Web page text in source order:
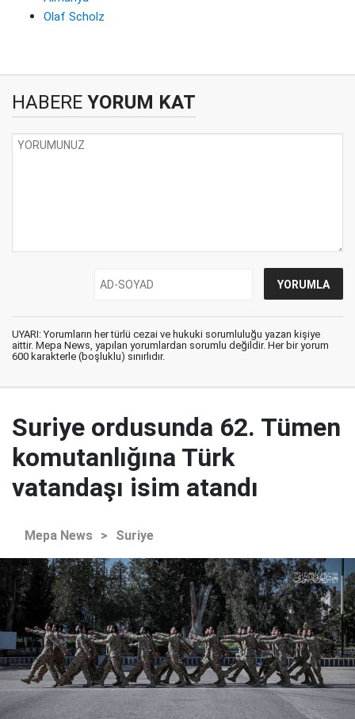
Olaf Scholz
HABERE YORUM KAT
UYARI: Yorumların her türlü cezai ve hukuki sorumluluğu yazan kişiye
aittir. Mepa News, yapılan yorumlardan sorumlu değildir. Her bir yorum
600 karakterle (boşluklu) sınırlıdır.
Suriye ordusunda 62. Tümen
komutanlığına Türk
vatandaşı isim atandı
Mepa News > Suriye